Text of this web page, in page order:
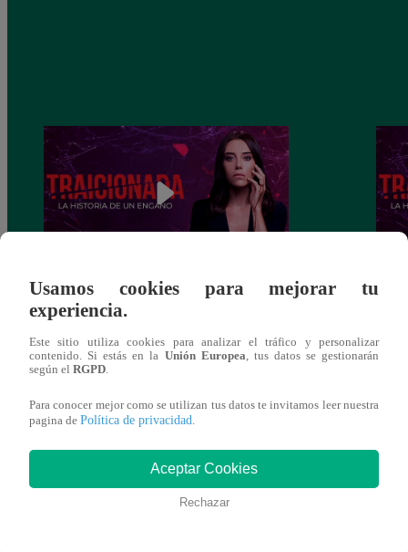
Traicionada, Martes 10 de diciembre –
capítulo 88 completo (en línea y español)
También te puede
interesar
Usamos cookies para mejorar tu
experiencia.
Este sitio utiliza cookies para analizar el tráfico y personalizar
contenido. Si estás en la Unión Europea , tus datos se gestionarán
según el RGPD
Para conocer mejor como se utilizan tus datos te invitamos leer nuestra
pagina de Política de privacidad
Aceptar Cookies
Rechazar